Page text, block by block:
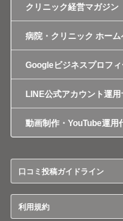
クリニック経営マガジン
病院・クリニック ホー
Googleビジネスプロフィ
LINE公式アカウント運用
動画制作・YouTube運用
口コミ投稿ガイドライン
利用規約